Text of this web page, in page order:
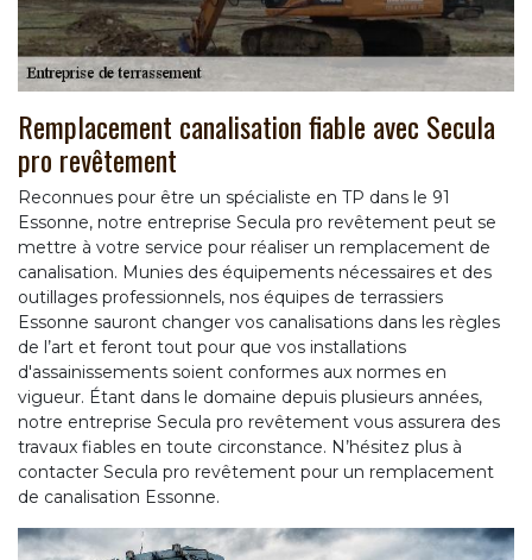
Remplacement canalisation fiable avec Secula
pro revêtement
Reconnues pour être un spécialiste en TP dans le 91
Essonne, notre entreprise Secula pro revêtement peut se
mettre à votre service pour réaliser un remplacement de
canalisation. Munies des équipements nécessaires et des
outillages professionnels, nos équipes de terrassiers
Essonne sauront changer vos canalisations dans les règles
de l’art et feront tout pour que vos installations
d'assainissements soient conformes aux normes en
vigueur. Étant dans le domaine depuis plusieurs années,
notre entreprise Secula pro revêtement vous assurera des
travaux fiables en toute circonstance. N’hésitez plus à
contacter Secula pro revêtement pour un remplacement
de canalisation Essonne.